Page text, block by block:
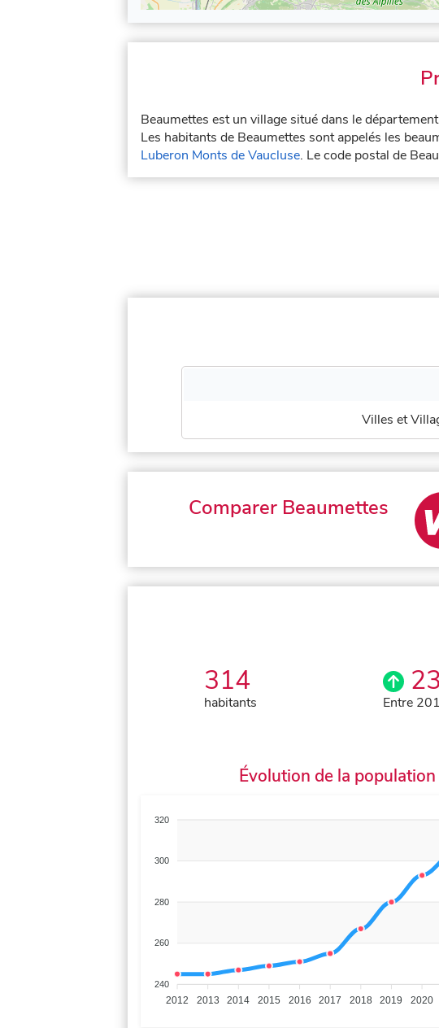
Beaumettes est un village situé dans le département
Les habitants de Beaumettes sont appelés les
Luberon Monts de Vaucluse. Le code postal de
Villes et
Comparer Beaumettes
314
habitants Entre
Évolution de la population
320
300
280
260
240
2012 2013 2014 2015 2016 2017 2018 2019 2020